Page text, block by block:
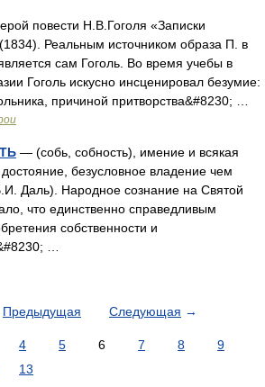
повести Н.В.Гоголя «Записки
Реальным источником образа П. в
сам Гоголь. Во время учебы в
Гоголь искусно инсценировал безумие:
причиной притворства&#8230; …
— (собь, собность), имение и всякая
безусловное владение чем
Даль). Народное сознание на Святой
что единственно справедливым
собственности и
…
Предыдущая Следующая →
4 5 6 7 8
9
13